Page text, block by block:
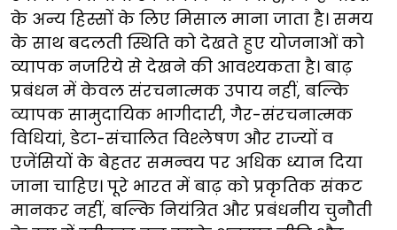
के अन्य हिस्सों के लिए मिसाल माना जाता है। समय
के साथ बदलती स्थिति को देखते हुए योजनाओं को
व्यापक नजरिये से देखने की आवश्यकता है। बाढ़
प्रबंधन में केवल संरचनात्मक उपाय नहीं, बल्कि
व्यापक सामुदायिक भागीदारी, गैर-संरचनात्मक
विधियां, डेटा-संचालित विश्लेषण और राज्यों व
एजेंसियों के बेहतर समन्वय पर अधिक ध्यान दिया
जाना चाहिए। पूरे भारत में बाढ़ को प्रकृतिक संकट
मानकर नहीं, बल्कि नियंत्रित और प्रबंधनीय चुनौती